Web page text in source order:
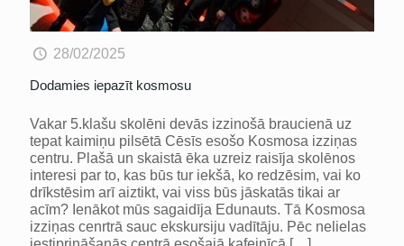
28/02/2025
Dodamies iepazīt kosmosu
Vakar 5.klašu skolēni devās izzinošā braucienā uz
tepat kaimiņu pilsētā Cēsīs esošo Kosmosa izziņas
centru. Plašā un skaistā ēka uzreiz raisīja skolēnos
interesi par to, kas būs tur iekšā, ko redzēsim, vai ko
drīkstēsim arī aiztikt, vai viss būs jāskatās tikai ar
acīm? Ienākot mūs sagaidīja Edunauts. Tā Kosmosa
izziņas cenrtrā sauc ekskursiju vadītāju. Pēc nelielas